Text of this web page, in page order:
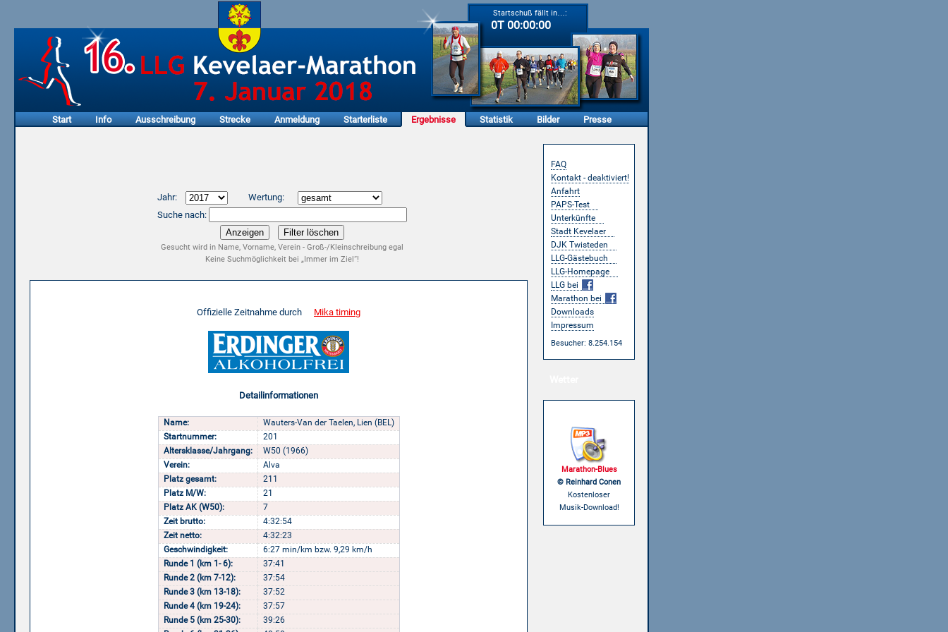
Startschuß fällt in…:
0T 00:00:00
Start Info Ausschreibung Strecke Anmeldung Starterliste Ergebnisse Statistik Bilder Presse
FAQ
Kontakt - deaktiviert!
Anfahrt
PAPS-Test
Unterkünfte
Stadt Kevelaer
DJK Twisteden
LLG-Gästebuch
LLG-Homepage
LLG bei
Marathon bei
Downloads
Impressum
Besucher: 8.254.154
Marathon-Blues
© Reinhard Conen
Kostenloser
Musik-Download!
Jahr:
Wertung:
Suche nach:
Gesucht wird in Name, Vorname, Verein - Groß-/Kleinschreibung egal
Keine Suchmöglichkeit bei „Immer im Ziel“!
Offizielle Zeitnahme durch Mika timing
Detailinformationen
Name:
Wauters-Van der Taelen, Lien (BEL)
Startnummer:
201
Altersklasse/Jahrgang:
W50 (1966)
Verein:
Alva
Platz gesamt:
211
Platz M/W:
21
Platz AK (W50):
7
Zeit brutto:
4:32:54
Zeit netto:
4:32:23
Geschwindigkeit:
6:27 min/km bzw. 9,29 km/h
Runde 1 (km 1- 6):
37:41
Runde 2 (km 7-12):
37:54
Runde 3 (km 13-18):
37:52
Runde 4 (km 19-24):
37:57
Runde 5 (km 25-30):
39:26